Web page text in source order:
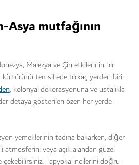
Asya mutfağının
Malezya ve Çin etkilerinin bir
kültürünü temsil ede birkaç yerden biri.
, kolonyal dekorasyonuna ve ustalıkla
detaya gösterilen özen her yerde
yemeklerinin tadına bakarken, diğer
veya açık alandan güzel
çekebilirsiniz. Tapyoka incilerini doğru